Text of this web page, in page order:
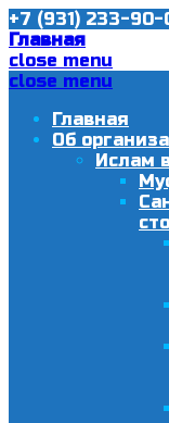
+7 (931) 233-90-
Главная
close menu
close menu
Главная
Об
Ислам